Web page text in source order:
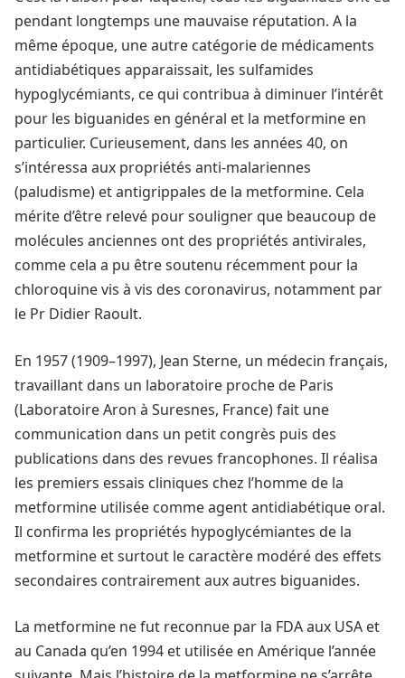
pendant longtemps une mauvaise réputation. A la
même époque, une autre catégorie de médicaments
antidiabétiques apparaissait, les sulfamides
hypoglycémiants, ce qui contribua à diminuer l’intérêt
pour les biguanides en général et la metformine en
particulier. Curieusement, dans les années 40, on
s’intéressa aux propriétés anti-malariennes
(paludisme) et antigrippales de la metformine. Cela
mérite d’être relevé pour souligner que beaucoup de
molécules anciennes ont des propriétés antivirales,
comme cela a pu être soutenu récemment pour la
chloroquine vis à vis des coronavirus, notamment par
le Pr Didier Raoult.
En 1957 (1909–1997), Jean Sterne, un médecin français,
travaillant dans un laboratoire proche de Paris
(Laboratoire Aron à Suresnes, France) fait une
communication dans un petit congrès puis des
publications dans des revues francophones. Il réalisa
les premiers essais cliniques chez l’homme de la
metformine utilisée comme agent antidiabétique oral.
Il confirma les propriétés hypoglycémiantes de la
metformine et surtout le caractère modéré des effets
secondaires contrairement aux autres biguanides.
La metformine ne fut reconnue par la FDA aux USA et
au Canada qu’en 1994 et utilisée en Amérique l’année